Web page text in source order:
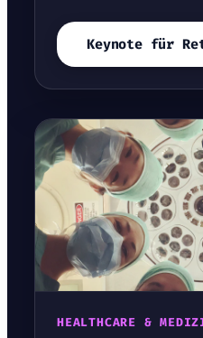
Keynote für
HEALTHCARE &